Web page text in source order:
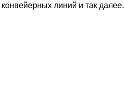
линий и так далее.